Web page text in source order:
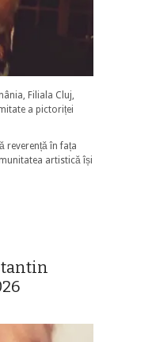
Filiala Cluj,
a pictoriței
reverență în fața
artistică își